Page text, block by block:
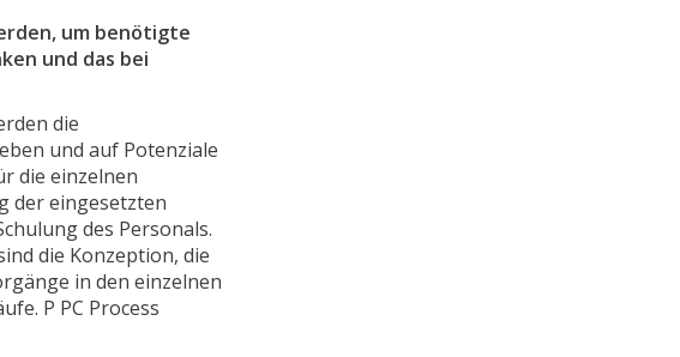
um benötigte
und das bei
die
und auf Potenziale
die einzelnen
der eingesetzten
des Personals.
die Konzeption, die
in den einzelnen
P PC Process